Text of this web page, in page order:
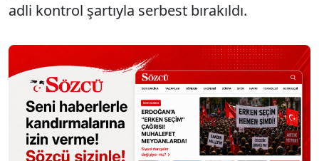
adli kontrol şartıyla serbest bırakıldı.